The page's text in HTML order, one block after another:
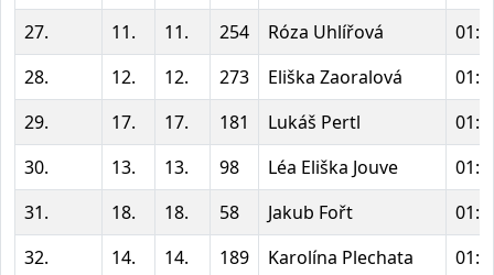
27.
11. 11. 254 Róza Uhlířová
28.
12. 12. 273 Eliška Zaoralová
29.
17. 17. 181 Lukáš Pertl
30.
13. 13. 98 Léa Eliška Jouve
31.
18. 18. 58 Jakub Fořt
32.
14. 14. 189 Karolína Plechata